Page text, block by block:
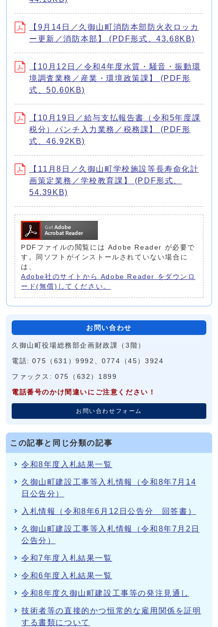
【9月14日／久御山町消防本部防火衣ロッカ
ー更新／消防本部】 (PDF形式、43.68KB)
【10月12日／令和4年度水質・騒音・振動環
境調査業務／産業・環境政策課】 (PDF形
式、50.60KB)
【10月19日／給与支払報告書（令和5年度課
税分）パンチ入力業務／税務課】 (PDF形
式、46.92KB)
【11月8日／久御山町学校施設等長寿命化計
画策定業務／学校教育課】 (PDF形式、
54.39KB)
PDFファイルの閲覧には Adobe Reader が必要で
す。同ソフトがインストールされていない場合に
は、
Adobe社のサイトから Adobe Reader をダウンロ
ード(無償)してください。
お問い合わせ
久御山町役場総務部企画財政課（3階）
電話: 075（631）9992、0774（45）3924
ファックス: 075（632）1899
電話番号のかけ間違いにご注意ください！
お問い合わせフォーム
この記事と同じ分類の記事
令和8年度入札結果一覧
久御山町建設工事等入札情報（令和8年7月14
日公告分）
入札情報（令和8年6月12日公告分 回答書）
久御山町建設工事等入札情報（令和8年7月2日
公告分）
令和7年度入札結果一覧
令和6年度入札結果一覧
令和8年度久御山町建設工事等の発注見通し
技術者等の直接的かつ恒常的な雇用関係を証明
する書類について